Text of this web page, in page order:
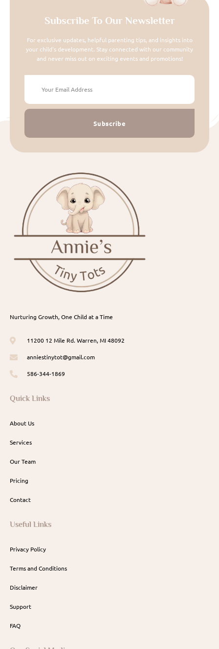
Subscribe To Our Newsletter
For exclusive updates, helpful parenting tips, and insights into
your child's development. Stay connected with our community
and never miss out on exciting events and promotions!
Subscribe
Nurturing Growth, One Child at a Time
11200 12 Mile Rd. Warren, MI 48092
anniestinytot@gmail.com
586-344-1869
Quick Links
About Us
Services
Our Team
Pricing
Contact
Useful Links
Privacy Policy
Terms and Conditions
Disclaimer
Support
FAQ